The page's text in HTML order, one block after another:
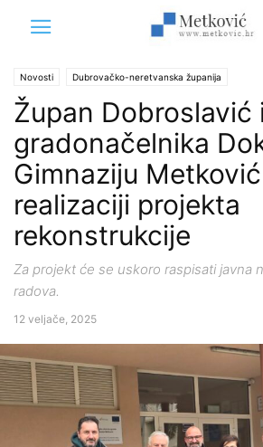
Novosti Dubrovačko-neretvanska županija
Župan Dobroslavić
gradonačelnika
Gimnaziju
realizaciji projekta
rekonstrukcije
Za projekt će se uskoro raspisati javna
radova.
12 veljače, 2025